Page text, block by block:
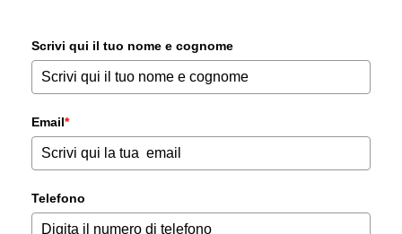
Scrivi qui il tuo nome e cognome
Email*
Telefono